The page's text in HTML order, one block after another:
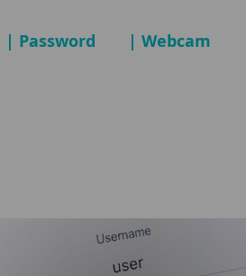
| Password | Webcam